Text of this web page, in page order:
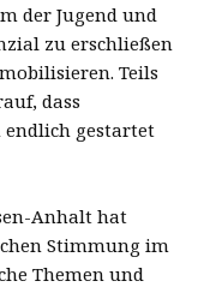
der Jugend und
zu erschließen
Teils
dass
endlich gestartet
Anhalt hat
Stimmung im
Themen und